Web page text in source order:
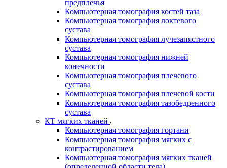
предплечья
Компьютерная томография костей таза
Компьютерная томография локтевого
сустава
Компьютерная томография лучезапястного
сустава
Компьютерная томография нижней
конечности
Компьютерная томография плечевого
сустава
Компьютерная томография плечевой кости
Компьютерная томография тазобедренного
сустава
КТ мягких тканей
Компьютерная томография гортани
Компьютерная томография мягких с
контрастированием
Компьютерная томография мягких тканей